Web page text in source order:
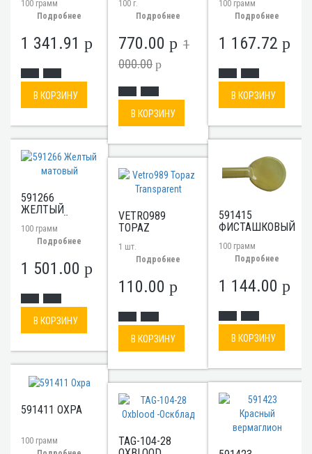
100 грамм
Подробнее
1 341.91 p
В КОРЗИНУ
591266
ЖЕЛТЫЙ
100 грамм
Подробнее
1 501.00 p
В КОРЗИНУ
591411 ОХРА
100 грамм
100 г.
Подробнее
770.00 p 1
000.00 p
В КОРЗИНУ
VETRO989
TOPAZ
1 шт.
Подробнее
110.00 p
В КОРЗИНУ
TAG-104-28
100 грамм
Подробнее
1 167.72 p
В КОРЗИНУ
591415
ФИСТАШКОВЫЙ
100 грамм
Подробнее
1 144.00 p
В КОРЗИНУ